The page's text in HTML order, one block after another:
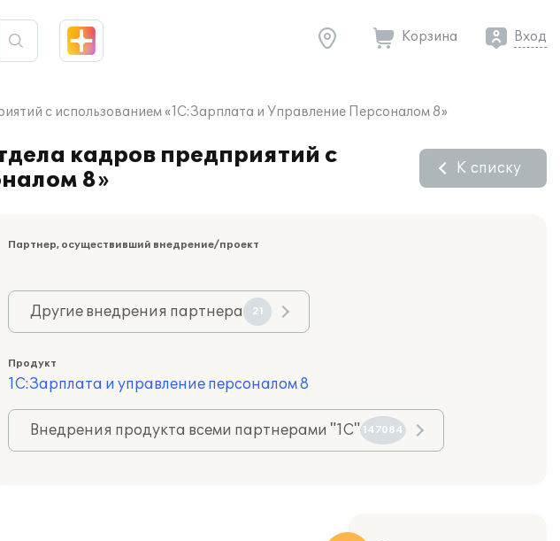
Корзина Вход
с использованием «1С:Зарплата и Управление Персоналом 8»
кадров предприятий с
8»
К списку
Партнер, осуществивший внедрение/проект
Другие внедрения партнера 21
Продукт
1С:Зарплата и управление персоналом 8
Внедрения продукта всеми партнерами "1С" 147084